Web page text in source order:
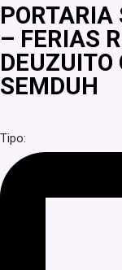
– FERIAS
DEUZUITO
SEMDUH
Tipo: